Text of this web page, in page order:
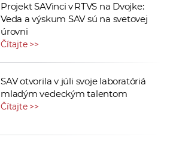
Projekt SAVinci v RTVS na Dvojke:
Veda a výskum SAV sú na svetovej
úrovni
Čítajte >>
SAV otvorila v júli svoje laboratóriá
mladým vedeckým talentom
Čítajte >>